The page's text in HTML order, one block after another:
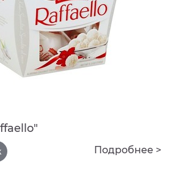
Подробнее >